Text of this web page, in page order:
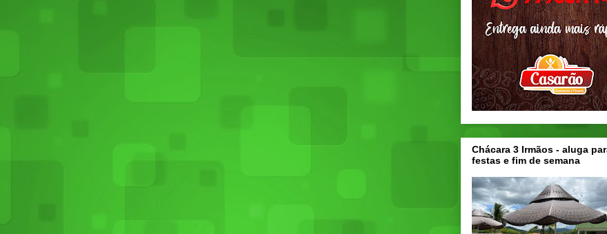
Chácara 3 Irmãos - aluga
festas e fim de semana